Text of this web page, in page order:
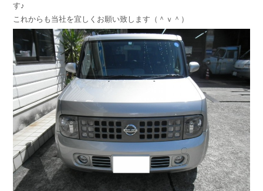
す♪
これからも当社を宜しくお願い致します（＾ｖ＾）